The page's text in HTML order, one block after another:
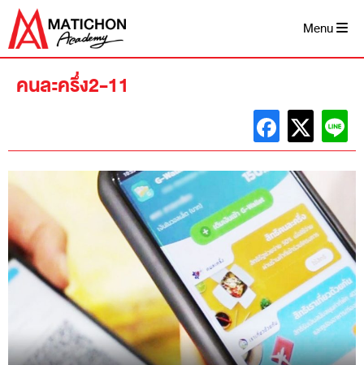
Skip
content
Menu
คนละครึ่ง2-11